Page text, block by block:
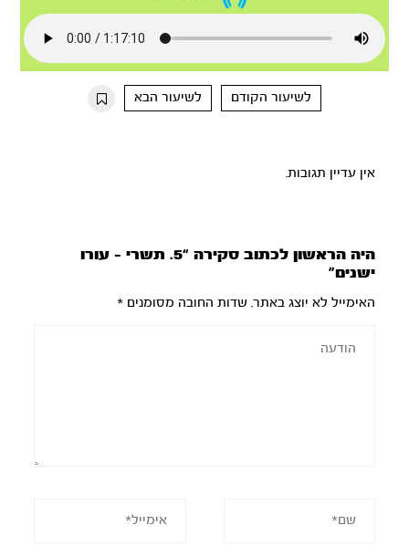
לשיעור הקודם לשיעור הבא
אין עדיין תגובות.
היה הראשון לכתוב סקירה “5. תשרי – עורו
ישנים”
האימייל לא יוצג באתר. שדות החובה מסומנים*